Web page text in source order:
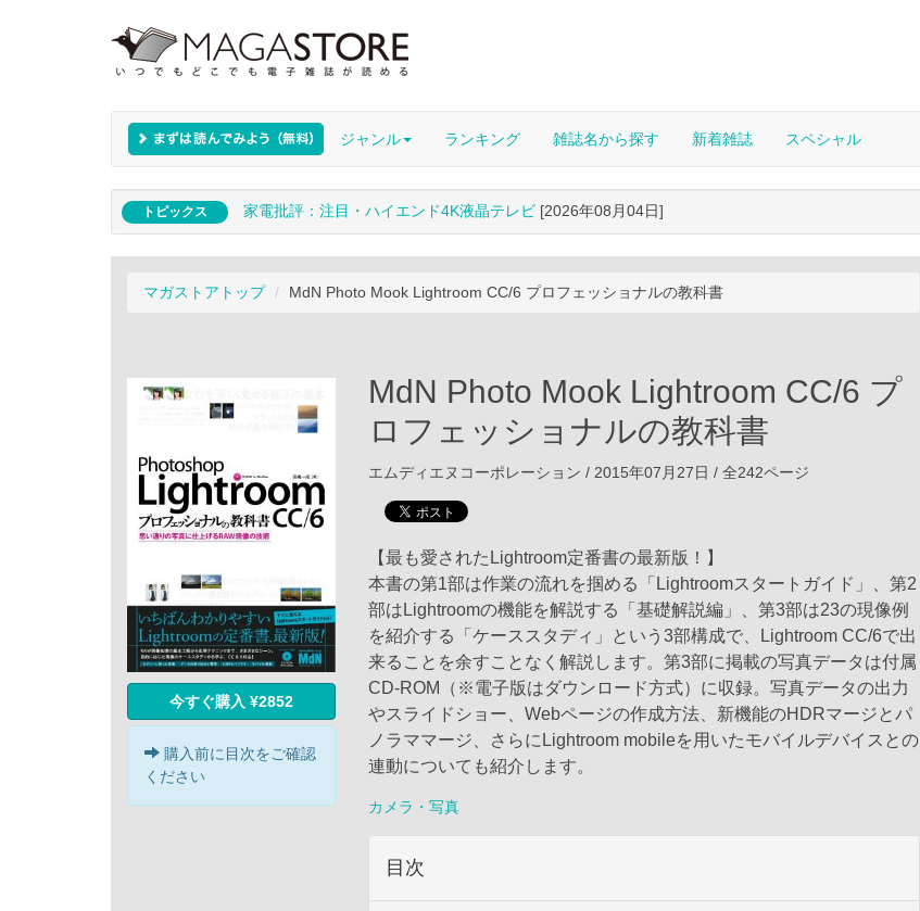
ジャンル ランキング 雑誌名から探す 新着雑誌 スペシャル
トピックス 家電批評：注目・ハイエンド4K液晶テレビ [2026年08月04日]
マガストアトップ MdN Photo Mook Lightroom CC/6 プロフェッショナルの教科書
今すぐ購入 ¥2852
購入前に目次をご確認
ください
MdN Photo Mook Lightroom CC/6 プ
ロフェッショナルの教科書
エムディエヌコーポレーション / 2015年07月27日 / 全242ページ
【最も愛されたLightroom定番書の最新版！】
本書の第1部は作業の流れを掴める「Lightroomスタートガイド」、第2
部はLightroomの機能を解説する「基礎解説編」、第3部は23の現像例
を紹介する「ケーススタディ」という3部構成で、Lightroom CC/6で出
来ることを余すことなく解説します。第3部に掲載の写真データは付属
CD-ROM（※電子版はダウンロード方式）に収録。写真データの出力
やスライドショー、Webページの作成方法、新機能のHDRマージとパ
ノラママージ、さらにLightroom mobileを用いたモバイルデバイスとの
連動についても紹介します。
カメラ・写真
目次